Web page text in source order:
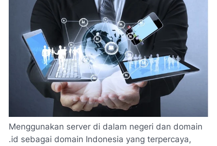
Menggunakan server di dalam negeri dan domain
.id sebagai domain Indonesia yang terpercaya,